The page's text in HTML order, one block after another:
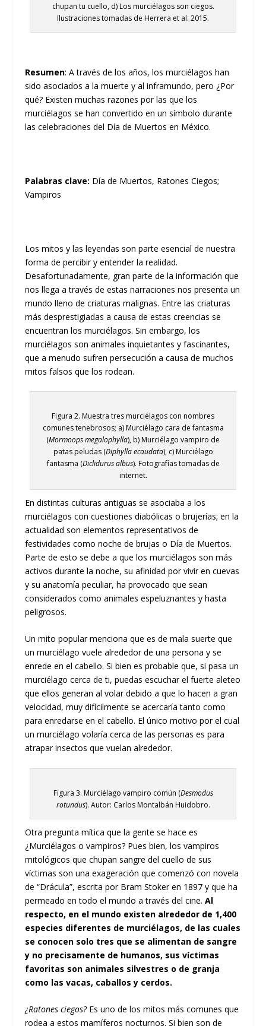
chupan tu cuello, d) Los murciélagos son ciegos.
Ilustraciones tomadas de Herrera et al. 2015.
Resumen: A través de los años, los murciélagos han
sido asociados a la muerte y al inframundo, pero ¿Por
qué? Existen muchas razones por las que los
murciélagos se han convertido en un símbolo durante
las celebraciones del Día de Muertos en México.
Palabras clave: Día de Muertos, Ratones Ciegos;
Vampiros
Los mitos y las leyendas son parte esencial de nuestra
forma de percibir y entender la realidad.
Desafortunadamente, gran parte de la información que
nos llega a través de estas narraciones nos presenta un
mundo lleno de criaturas malignas. Entre las criaturas
más desprestigiadas a causa de estas creencias se
encuentran los murciélagos. Sin embargo, los
murciélagos son animales inquietantes y fascinantes,
que a menudo sufren persecución a causa de muchos
mitos falsos que los rodean.
Figura 2. Muestra tres murciélagos con nombres
comunes tenebrosos; a) Murciélago cara de fantasma
(Mormoops megalophylla), b) Murciélago vampiro de
patas peludas (Diphylla ecaudata), c) Murciélago
fantasma (Diclidurus albus). Fotografías tomadas de
internet.
En distintas culturas antiguas se asociaba a los
murciélagos con cuestiones diabólicas o brujerías; en la
actualidad son elementos representativos de
festividades como noche de brujas o Día de Muertos.
Parte de esto se debe a que los murciélagos son más
activos durante la noche, su afinidad por vivir en cuevas
y su anatomía peculiar, ha provocado que sean
considerados como animales espeluznantes y hasta
peligrosos.
Un mito popular menciona que es de mala suerte que
un murciélago vuele alrededor de una persona y se
enrede en el cabello. Si bien es probable que, si pasa un
murciélago cerca de ti, puedas escuchar el fuerte aleteo
que ellos generan al volar debido a que lo hacen a gran
velocidad, muy difícilmente se acercaría tanto como
para enredarse en el cabello. El único motivo por el cual
un murciélago volaría cerca de las personas es para
atrapar insectos que vuelan alrededor.
Figura 3. Murciélago vampiro común (Desmodus
rotundus). Autor: Carlos Montalbán Huidobro.
Otra pregunta mítica que la gente se hace es
¿Murciélagos o vampiros? Pues bien, los vampiros
mitológicos que chupan sangre del cuello de sus
víctimas son una exageración que comenzó con novela
de “Drácula”, escrita por Bram Stoker en 1897 y que ha
permeado en todo el mundo a través del cine.Al
respecto, en el mundo existen alrededor de 1,400
especies diferentes de murciélagos, de las cuales
se conocen solo tres que se alimentan de sangre
y no precisamente de humanos, sus víctimas
favoritas son animales silvestres o de granja
como las vacas, caballos y cerdos.
¿Ratones ciegos? Es uno de los mitos más comunes que
rodea a estos mamíferos nocturnos. Si bien son de